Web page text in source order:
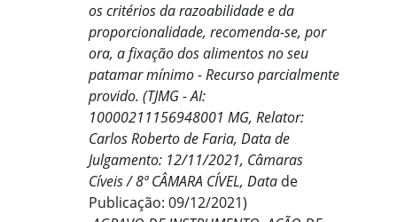
os critérios da razoabilidade e da
proporcionalidade, recomenda-se, por
ora, a fixação dos alimentos no seu
patamar mínimo - Recurso parcialmente
provido. (TJMG - AI:
10000211156948001 MG, Relator:
Carlos Roberto de Faria, Data de
Julgamento: 12/11/2021, Câmaras
Cíveis / 8ª CÂMARA CÍVEL, Data de
Publicação: 09/12/2021)